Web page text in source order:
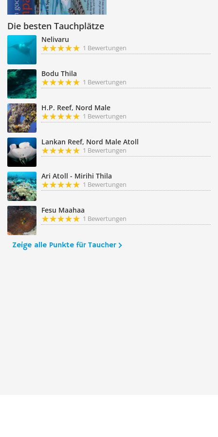
Die besten Tauchplätze
Nelivaru
1 Bewertungen
Bodu Thila
1 Bewertungen
H.P. Reef, Nord Male
1 Bewertungen
Lankan Reef, Nord Male Atoll
1 Bewertungen
Ari Atoll - Mirihi Thila
1 Bewertungen
Fesu Maahaa
1 Bewertungen
Zeige alle Punkte für Taucher